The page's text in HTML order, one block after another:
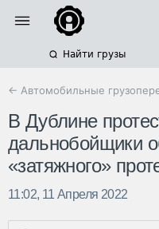
Найти грузы
← Автомобильные
В Дублине
дальнобойщики
«затяжного»
11:02, 11 Апреля 2022